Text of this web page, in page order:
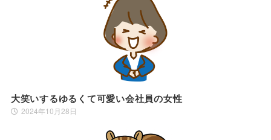
大笑いするゆるくて可愛い会社員の女性
2024年10月28日